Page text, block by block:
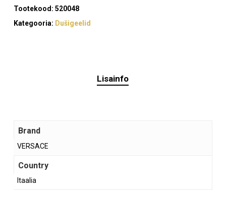
Tootekood: 520048
Kategooria: Dušigeelid
Lisainfo
Brand
VERSACE
Country
Itaalia